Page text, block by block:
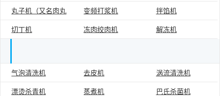
丸子机（又名肉丸
成型机）
变频打浆机 拌馅机
切丁机 冻肉绞肉机 解冻机
果蔬加工设备单机
气泡清洗机 去皮机 涡流清洗机
漂烫杀青机 蒸煮机 巴氏杀菌机